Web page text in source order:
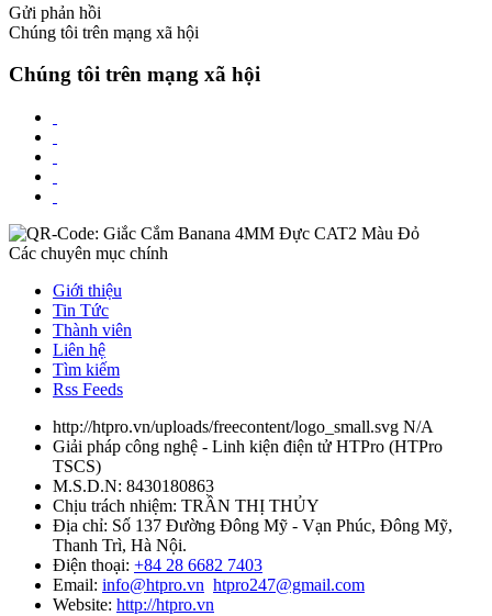
Gửi phản hồi
Chúng tôi trên mạng xã hội
Chúng tôi trên mạng xã hội
Các chuyên mục chính
Giới thiệu
Tin Tức
Thành viên
Liên hệ
Tìm kiếm
Rss Feeds
http://htpro.vn/uploads/freecontent/logo_small.svg N/A
Giải pháp công nghệ - Linh kiện điện tử HTPro (HTPro
TSCS)
M.S.D.N: 8430180863
Chịu trách nhiệm: TRẦN THỊ THỦY
Địa chỉ: Số 137 Đường Đông Mỹ - Vạn Phúc, Đông Mỹ,
Thanh Trì, Hà Nội.
Điện thoại: +84 28 6682 7403
Email: info@htpro.vn htpro247@gmail.com
Website: http://htpro.vn